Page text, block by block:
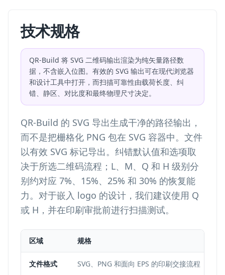
技术规格
QR-Build 将 SVG 二维码输出渲染为纯矢量路径数
据，不含嵌入位图。有效的 SVG 输出可在现代浏览器
和设计工具中打开，而扫描可靠性由载荷长度、纠
错、静区、对比度和最终物理尺寸决定。
QR-Build 的 SVG 导出生成干净的路径输出，
而不是把栅格化 PNG 包在 SVG 容器中。文件
以有效 SVG 标记导出。纠错默认值和选项取
决于所选二维码流程；L、M、Q 和 H 级别分
别约对应 7%、15%、25% 和 30% 的恢复能
力。对于嵌入 logo 的设计，我们建议使用 Q
或 H，并在印刷审批前进行扫描测试。
区域 规格
文件格式 SVG、PNG 和面向 EPS 的印刷交接流程